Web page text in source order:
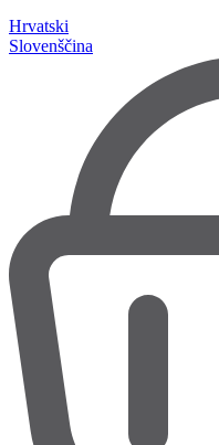
Hrvatski
Slovenščina